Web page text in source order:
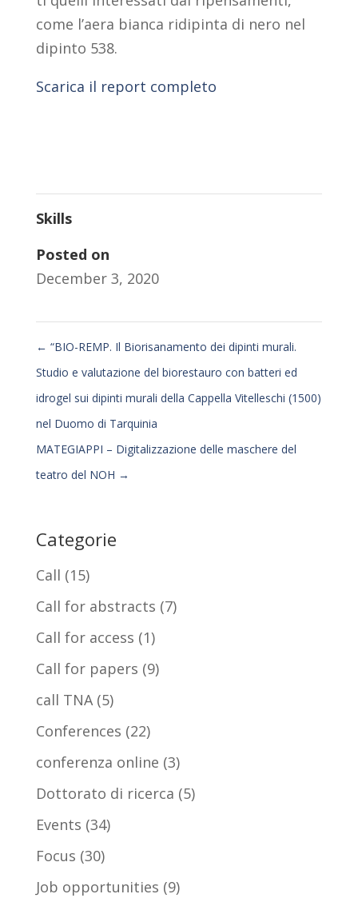
come l’aera bianca ridipinta di nero nel
dipinto 538.
Scarica il report completo
Skills
Posted on
December 3, 2020
← “BIO-REMP. Il Biorisanamento dei dipinti murali.
Studio e valutazione del biorestauro con batteri ed
idrogel sui dipinti murali della Cappella Vitelleschi (1500)
nel Duomo di Tarquinia
MATEGIAPPI – Digitalizzazione delle maschere del
teatro del NOH →
Categorie
Call (15)
Call for abstracts (7)
Call for access (1)
Call for papers (9)
call TNA(5)
Conferences (22)
conferenza online (3)
Dottorato di ricerca (5)
Events (34)
Focus (30)
Job opportunities (9)